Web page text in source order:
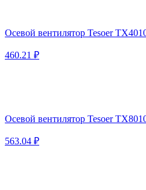
Осевой вентилятор Tesoer
460.21 ₽
Осевой вентилятор Tesoer
563.04 ₽